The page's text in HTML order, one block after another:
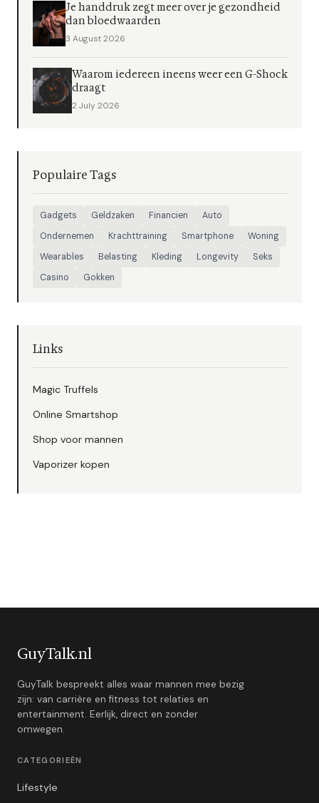
Je handdruk zegt meer over je gezondheid
dan bloedwaarden
3 August 2026
Waarom iedereen ineens weer een G-Shock
draagt
2 July 2026
Populaire Tags
Gadgets Geldzaken Financien
Auto
Ondernemen
Krachttraining Smartphone
Woning
Wearables
Belasting Kleding Longevity
Seks
Casino
Gokken
Links
Magic Truffels
Online Smartshop
Shop voor mannen
Vaporizer kopen
GuyTalk.nl
GuyTalk bespreekt alles waar mannen mee bezig
zijn: van carrière en fitness tot relaties en
entertainment. Eerlijk, direct en zonder
omwegen.
CATEGORIEËN
Lifestyle